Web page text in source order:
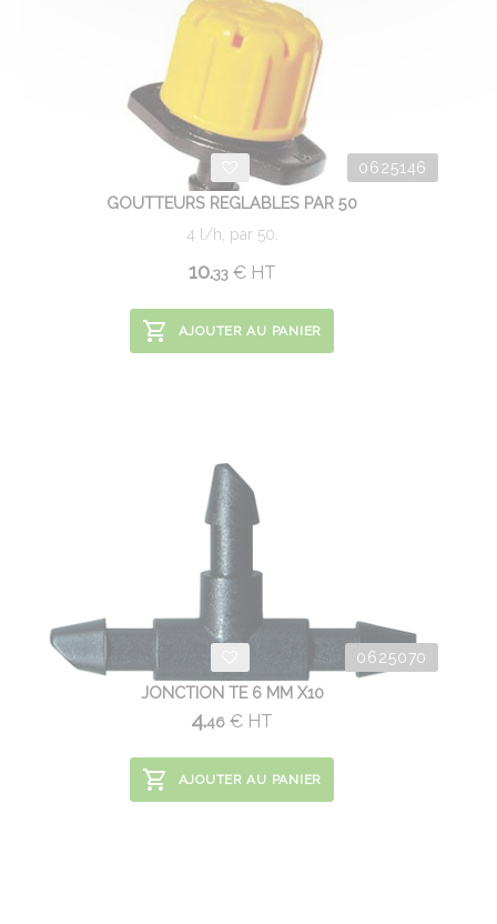
0625146
GOUTTEURS REGLABLES PAR 50
4 l/h, par 50.
10.33 €HT
AJOUTER AU PANIER
0625070
JONCTION TE 6 MM X10
4.46 € HT
AJOUTER AU PANIER